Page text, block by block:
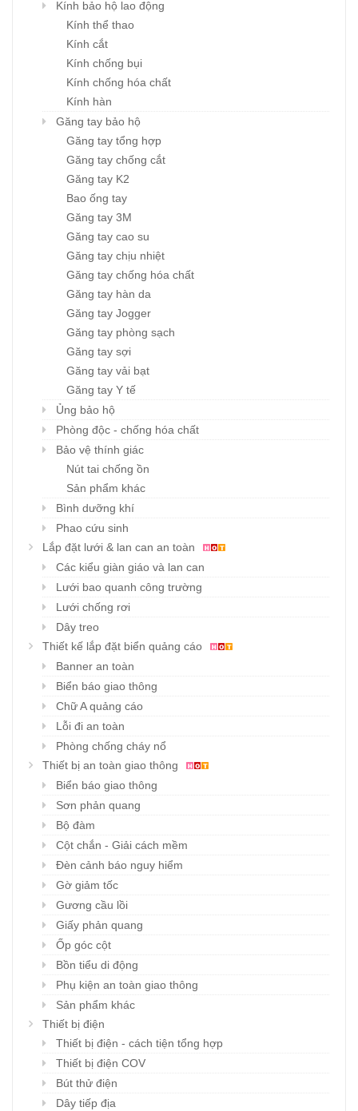
Kính bảo hộ lao động
Kính thể thao
Kính cắt
Kính chống bụi
Kính chống hóa chất
Kính hàn
Găng tay bảo hộ
Găng tay tổng hợp
Găng tay chống cắt
Găng tay K2
Bao ống tay
Găng tay 3M
Găng tay cao su
Găng tay chịu nhiệt
Găng tay chống hóa chất
Găng tay hàn da
Găng tay Jogger
Găng tay phòng sạch
Găng tay sợi
Găng tay vải bạt
Găng tay Y tế
Ủng bảo hộ
Phòng độc - chống hóa chất
Bảo vệ thính giác
Nút tai chống ồn
Sản phẩm khác
Bình dưỡng khí
Phao cứu sinh
Lắp đặt lưới & lan can an toàn
Các kiểu giàn giáo và lan can
Lưới bao quanh công trường
Lưới chống rơi
Dây treo
Thiết kế lắp đặt biển quảng cáo
Banner an toàn
Biển báo giao thông
Chữ A quảng cáo
Lỗi đi an toàn
Phòng chống cháy nổ
Thiết bị an toàn giao thông
Biển báo giao thông
Sơn phản quang
Bộ đàm
Cột chắn - Giải cách mềm
Đèn cảnh báo nguy hiểm
Gờ giảm tốc
Gương cầu lồi
Giấy phản quang
Ốp góc cột
Bồn tiểu di động
Phụ kiện an toàn giao thông
Sản phẩm khác
Thiết bị điện
Thiết bị điện - cách tiện tổng hợp
Thiết bị điện COV
Bút thử điện
Dây tiếp địa